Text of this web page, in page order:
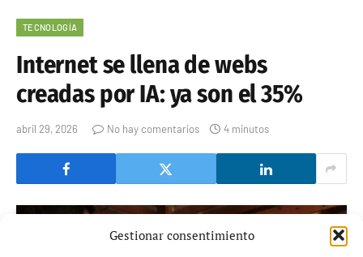
Gestionar consentimiento
TECNOLOGÍA
Internet se llena de webs
creadas por IA: ya son el 35%
abril 29, 2026 No hay comentarios 4 minutos